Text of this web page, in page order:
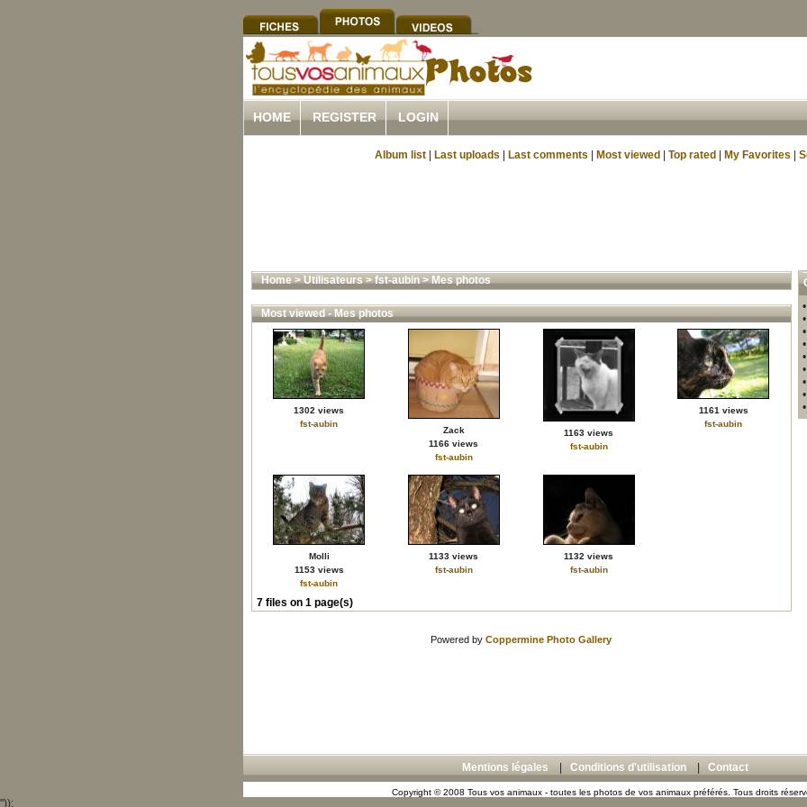
HOME REGISTER LOGIN
Album list Last uploads Last comments Most viewed Top rated My Favorites
Home>Utilisateurs>fst-aubin>Mes photos
Most viewed - Mes photos
1302 views
fst-aubin
Zack
1166 views
fst-aubin
1163 views
fst-aubin
1161 views
fst-aubin
Molli
1153 views
fst-aubin
1133 views
fst-aubin
1132 views
fst-aubin
7 files on 1 page(s)
Powered by Coppermine Photo Gallery
•
•
•
•
Mentions légales Conditions d'utilisation Contact
Copyright © 2008 Tous vos animaux - toutes les photos de vos animaux préférés. Tous droits
"));